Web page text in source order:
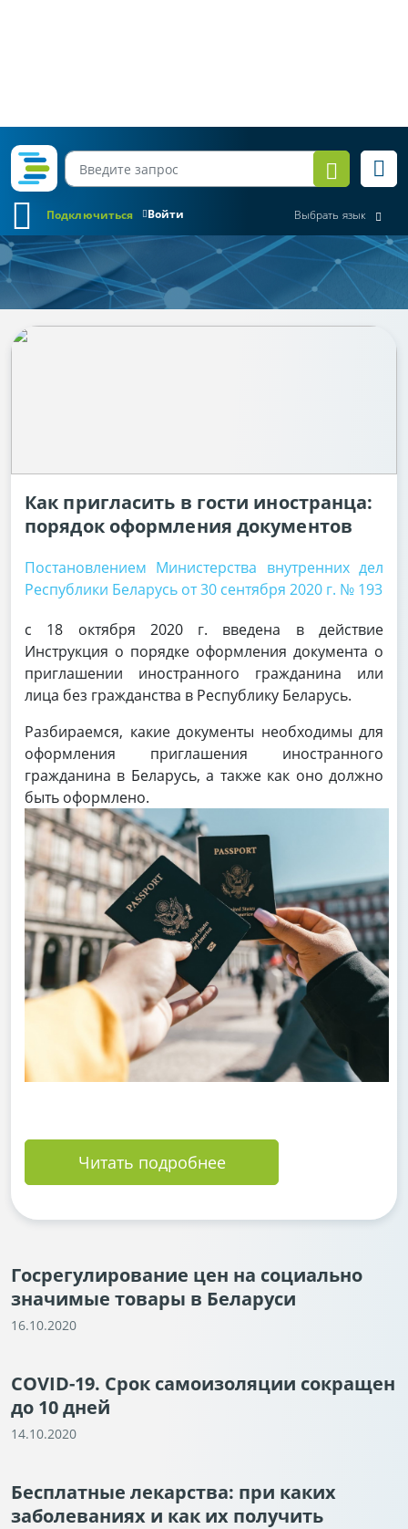
Коротко о важном
Все месяцы
Как пригласить в гости иностранца:
порядок оформления документов
Постановлением Министерства внутренних дел
Республики Беларусь от 30 сентября 2020 г. № 193
с 18 октября 2020 г. введена в действие
Инструкция о порядке оформления документа о
приглашении иностранного гражданина или
лица без гражданства в Республику Беларусь.
Разбираемся, какие документы необходимы для
оформления приглашения иностранного
гражданина в Беларусь, а также как оно должно
быть оформлено.
Читать подробнее
Госрегулирование цен на социально
значимые товары в Беларуси
16.10.2020
COVID-19. Срок самоизоляции сокращен
до 10 дней
14.10.2020
Бесплатные лекарства: при каких
заболеваниях и как их получить